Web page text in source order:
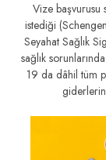
Vize başvurusu
istediği
Seyahat Sağlık
sağlık
19 da dâhil tüm